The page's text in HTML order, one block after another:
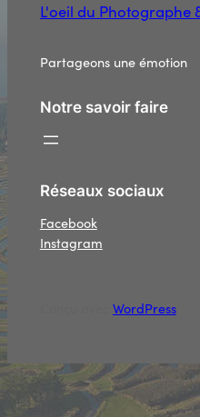
L'oeil du Photographe
Partageons une émotion
Notre savoir faire
Réseaux sociaux
Facebook
Instagram
WordPress